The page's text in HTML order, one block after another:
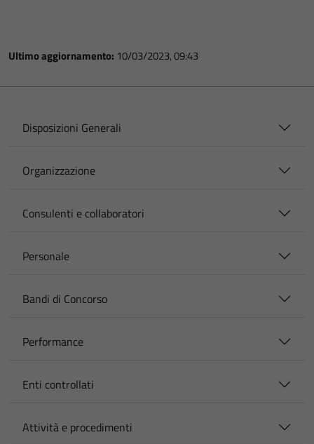
Ultimo aggiornamento: 10/03/2023, 09:43
Disposizioni Generali
Organizzazione
Consulenti e collaboratori
Personale
Bandi di Concorso
Performance
Enti controllati
Attività e procedimenti